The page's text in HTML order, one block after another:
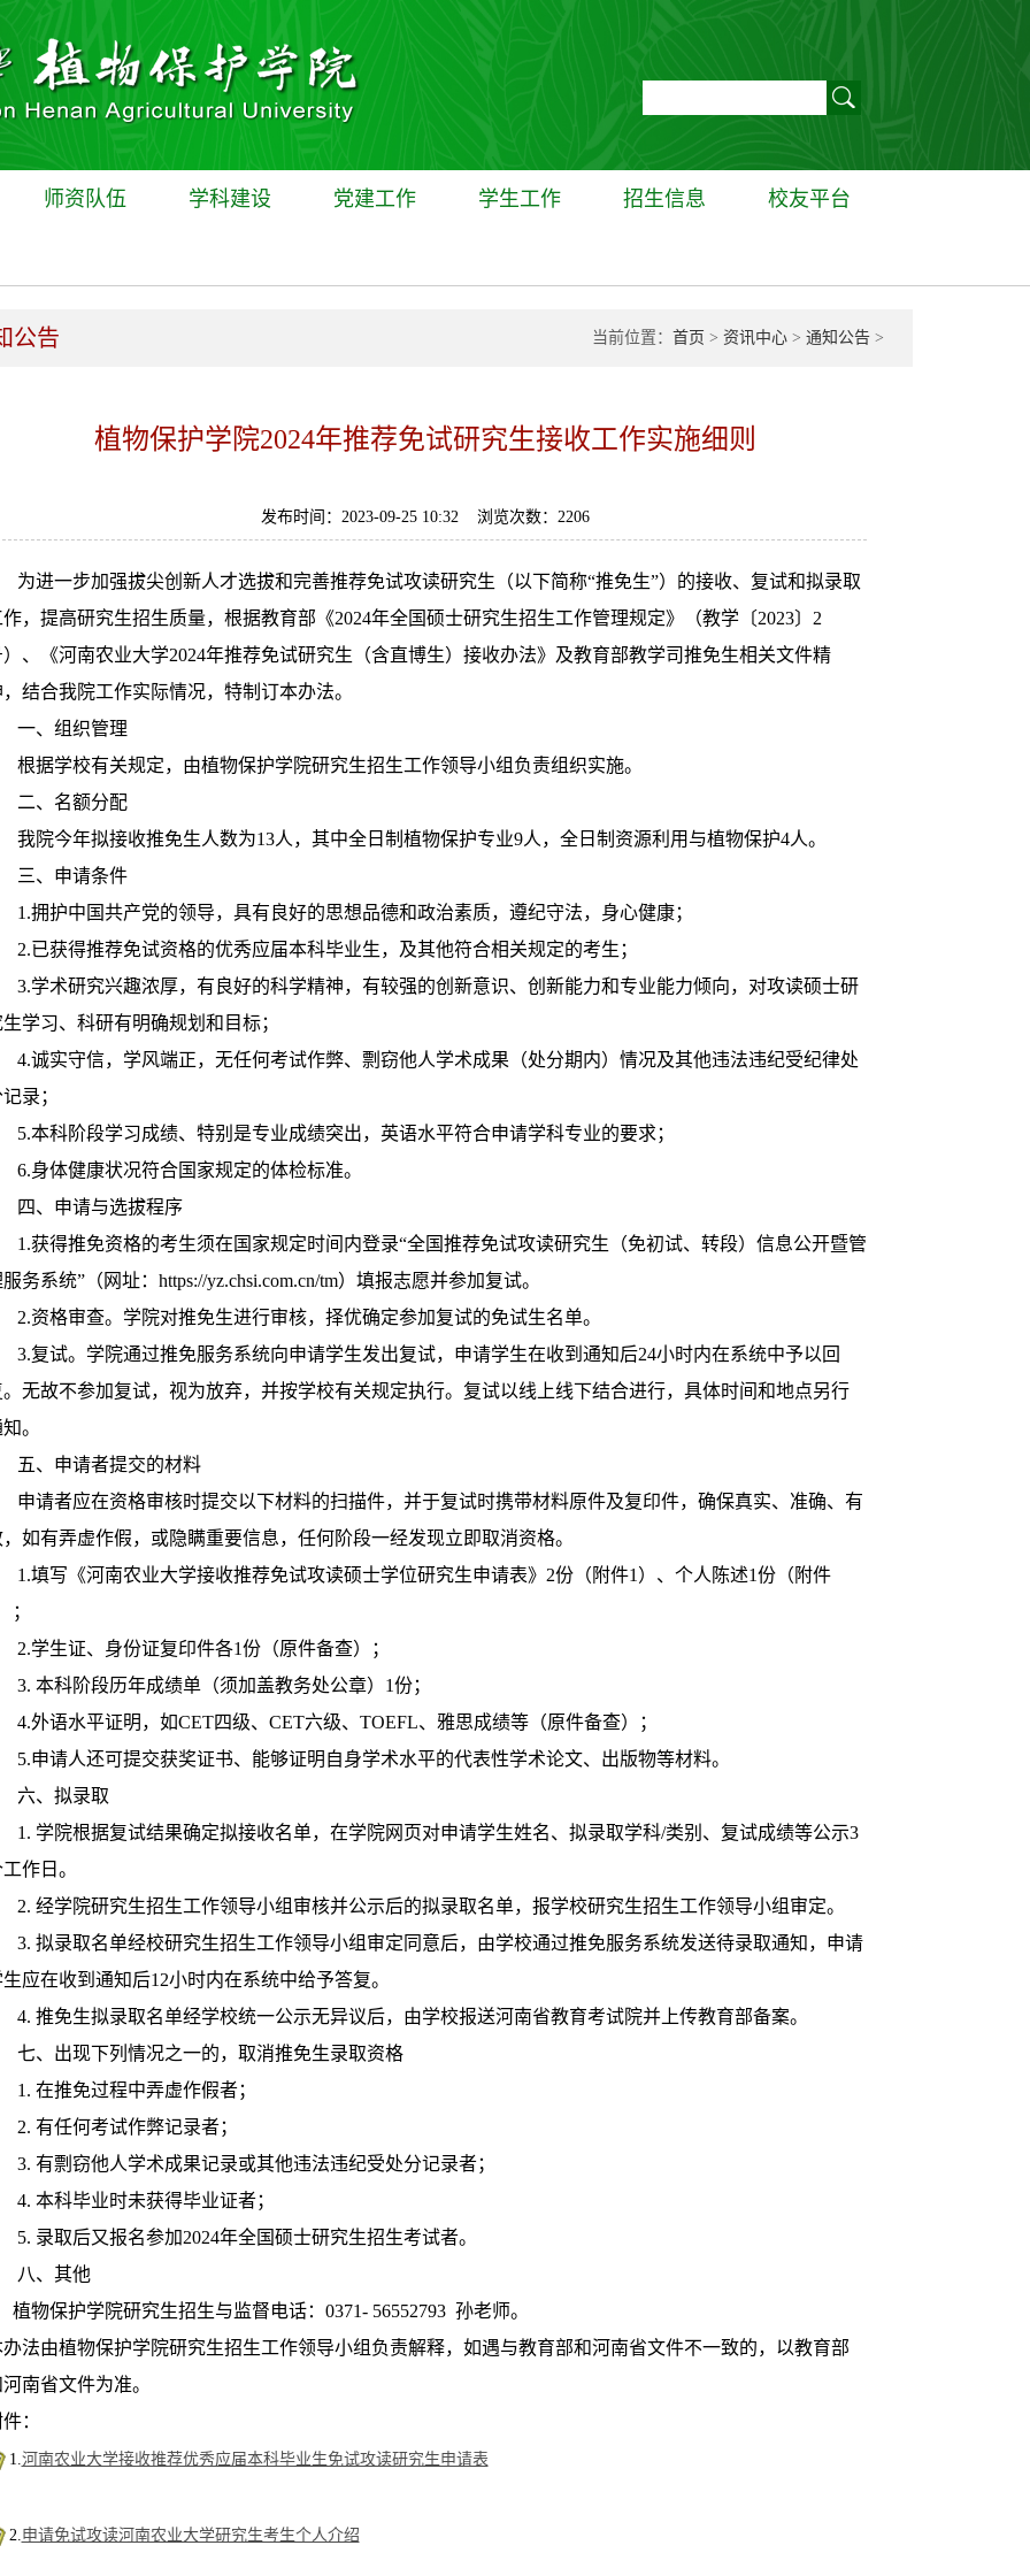
师资队伍 学科建设 党建工作 学生工作 招生信息 校友平台
公告 当前位置： 首页 > 资讯中心 > 通知公告 >
植物保护学院2024年推荐免试研究生接收工作实施细则
发布时间：2023-09-25 10:32 浏览次数：2206
进一步加强拔尖创新人才选拔和完善推荐免试攻读研究生（以下简称“推免生”）的接收、复试和拟录取
，提高研究生招生质量，根据教育部《2024年全国硕士研究生招生工作管理规定》（教学〔2023〕2
、《河南农业大学2024年推荐免试研究生（含直博生）接收办法》及教育部教学司推免生相关文件精
结合我院工作实际情况，特制订本办法。
、组织管理
据学校有关规定，由植物保护学院研究生招生工作领导小组负责组织实施。
、名额分配
院今年拟接收推免生人数为13人，其中全日制植物保护专业9人，全日制资源利用与植物保护4人。
、申请条件
护中国共产党的领导，具有良好的思想品德和政治素质，遵纪守法，身心健康；
获得推荐免试资格的优秀应届本科毕业生，及其他符合相关规定的考生；
术研究兴趣浓厚，有良好的科学精神，有较强的创新意识、创新能力和专业能力倾向，对攻读硕士研
学习、科研有明确规划和目标；
实守信，学风端正，无任何考试作弊、剽窃他人学术成果（处分期内）情况及其他违法违纪受纪律处
录；
科阶段学习成绩、特别是专业成绩突出，英语水平符合申请学科专业的要求；
体健康状况符合国家规定的体检标准。
、申请与选拔程序
得推免资格的考生须在国家规定时间内登录“全国推荐免试攻读研究生（免初试、转段）信息公开暨管
务系统”（网址：https://yz.chsi.com.cn/tm）填报志愿并参加复试。
格审查。学院对推免生进行审核，择优确定参加复试的免试生名单。
试。学院通过推免服务系统向申请学生发出复试，申请学生在收到通知后24小时内在系统中予以回
无故不参加复试，视为放弃，并按学校有关规定执行。复试以线上线下结合进行，具体时间和地点另行
。
、申请者提交的材料
请者应在资格审核时提交以下材料的扫描件，并于复试时携带材料原件及复印件，确保真实、准确、有
如有弄虚作假，或隐瞒重要信息，任何阶段一经发现立即取消资格。
写《河南农业大学接收推荐免试攻读硕士学位研究生申请表》2份（附件1）、个人陈述1份（附件
；
生证、身份证复印件各1份（原件备查）；
本科阶段历年成绩单（须加盖教务处公章）1份；
语水平证明，如CET四级、CET六级、TOEFL、雅思成绩等（原件备查）；
请人还可提交获奖证书、能够证明自身学术水平的代表性学术论文、出版物等材料。
、拟录取
学院根据复试结果确定拟接收名单，在学院网页对申请学生姓名、拟录取学科/类别、复试成绩等公示3
作日。
经学院研究生招生工作领导小组审核并公示后的拟录取名单，报学校研究生招生工作领导小组审定。
拟录取名单经校研究生招生工作领导小组审定同意后，由学校通过推免服务系统发送待录取通知，申请
应在收到通知后12小时内在系统中给予答复。
推免生拟录取名单经学校统一公示无异议后，由学校报送河南省教育考试院并上传教育部备案。
、出现下列情况之一的，取消推免生录取资格
在推免过程中弄虚作假者；
有任何考试作弊记录者；
有剽窃他人学术成果记录或其他违法违纪受处分记录者；
本科毕业时未获得毕业证者；
录取后又报名参加2024年全国硕士研究生招生考试者。
、其他
保护学院研究生招生与监督电话：0371- 56552793 孙老师。
法由植物保护学院研究生招生工作领导小组负责解释，如遇与教育部和河南省文件不一致的，以教育部
南省文件为准。
：
1.河南农业大学接收推荐优秀应届本科毕业生免试攻读研究生申请表
2.申请免试攻读河南农业大学研究生考生个人介绍